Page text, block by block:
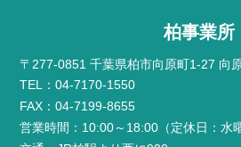
柏事業所
〒277-0851 千葉県柏市向原町1-27 向
TEL：04-7170-1550
FAX：04-7199-8655
営業時間：10:00～18:00（定休日：水